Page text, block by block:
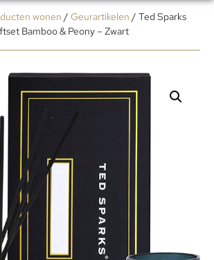
wonen / Geurartikelen / Ted Sparks
Bamboo & Peony – Zwart